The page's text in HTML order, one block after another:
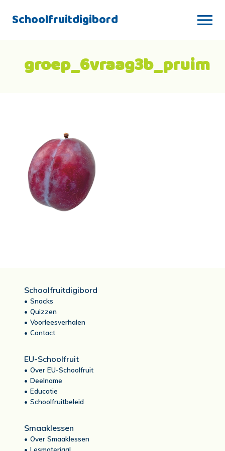
Schoolfruitdigibord
groep_6vraag3b_pruim
Schoolfruitdigibord
Snacks
Quizzen
Voorleesverhalen
Contact
EU-Schoolfruit
Over EU-Schoolfruit
Deelname
Educatie
Schoolfruitbeleid
Smaaklessen
Over Smaaklessen